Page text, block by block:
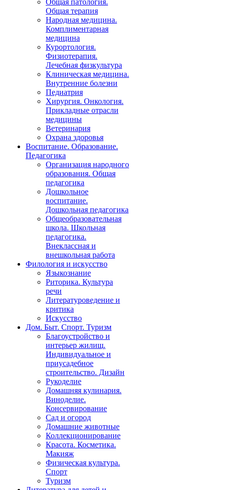
Общая патология.
Общая терапия
Народная медицина.
Комплиментарная
медицина
Курортология.
Физиотерапия.
Лечебная физкультура
Клиническая медицина.
Внутренние болезни
Педиатрия
Хирургия. Онкология.
Прикладные отрасли
медицины
Ветеринария
Охрана здоровья
Воспитание. Образование.
Педагогика
Организация народного
образования. Общая
педагогика
Дошкольное
воспитание.
Дошкольная педагогика
Общеобразовательная
школа. Школьная
педагогика.
Внеклассная и
внешкольная работа
Филология и искусство
Языкознание
Риторика. Культура
речи
Литературоведение и
критика
Искусство
Дом. Быт. Спорт. Туризм
Благоустройство и
интерьер жилищ.
Индивидуальное и
приусадебное
строительство. Дизайн
Рукоделие
Домашняя кулинария.
Виноделие.
Консервирование
Сад и огород
Домашние животные
Коллекционирование
Красота. Косметика.
Макияж
Физическая культура.
Спорт
Туризм